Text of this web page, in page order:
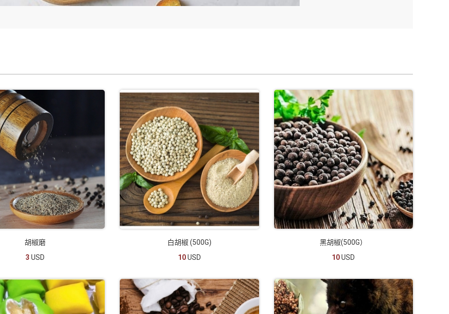
胡椒磨
3 USD
白胡椒 (500G)
10USD
黑胡椒(500G）
10USD